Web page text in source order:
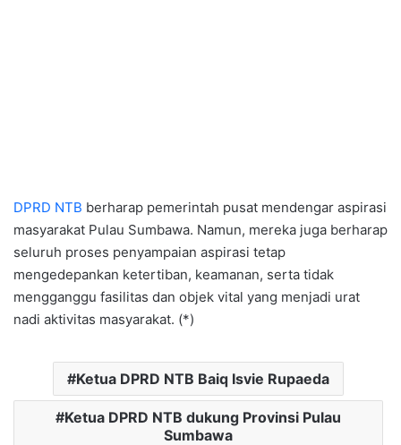
DPRD NTB berharap pemerintah pusat mendengar aspirasi
masyarakat Pulau Sumbawa. Namun, mereka juga berharap
seluruh proses penyampaian aspirasi tetap
mengedepankan ketertiban, keamanan, serta tidak
mengganggu fasilitas dan objek vital yang menjadi urat
nadi aktivitas masyarakat. (*)
Ketua DPRD NTB Baiq Isvie Rupaeda
Ketua DPRD NTB dukung Provinsi Pulau
Sumbawa